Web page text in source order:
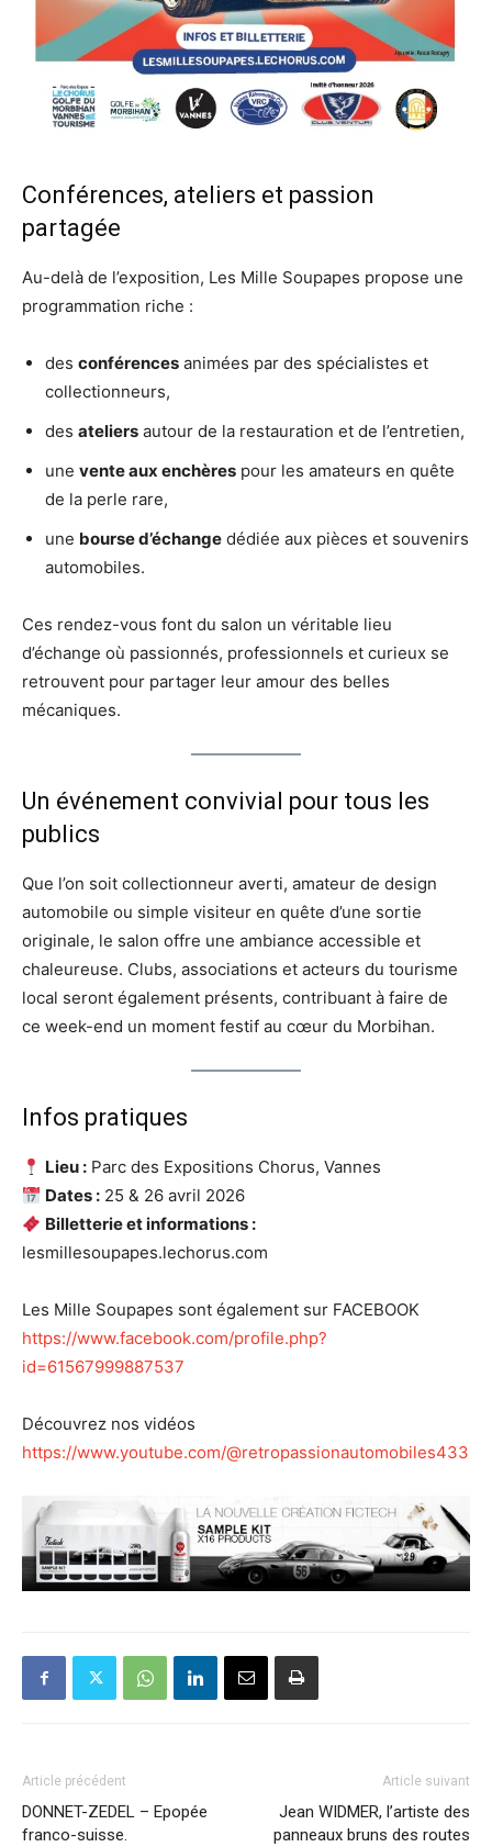
Conférences, ateliers et passion
partagée
Au-delà de l’exposition, Les Mille Soupapes propose une
programmation riche :
des conférences animées par des spécialistes et
collectionneurs,
des ateliers autour de la restauration et de l’entretien,
une vente aux enchères pour les amateurs en quête
de la perle rare,
une bourse d’échange dédiée aux pièces et souvenirs
automobiles.
Ces rendez-vous font du salon un véritable lieu
d’échange où passionnés, professionnels et curieux se
retrouvent pour partager leur amour des belles
mécaniques.
Un événement convivial pour tous les
publics
Que l’on soit collectionneur averti, amateur de design
automobile ou simple visiteur en quête d’une sortie
originale, le salon offre une ambiance accessible et
chaleureuse. Clubs, associations et acteurs du tourisme
local seront également présents, contribuant à faire de
ce week-end un moment festif au cœur du Morbihan.
Infos pratiques
Lieu : Parc des Expositions Chorus, Vannes
Dates : 25 & 26 avril 2026
Billetterie et informations :
lesmillesoupapes.lechorus.com
Les Mille Soupapes sont également sur FACEBOOK
https://www.facebook.com/profile.php?
id=61567999887537
Découvrez nos vidéos
https://www.youtube.com/@retropassionautomobiles433
Article précédent
DONNET-ZEDEL – Epopée
franco-suisse.
Article suivant
Jean WIDMER, l’artiste des
panneaux bruns des routes